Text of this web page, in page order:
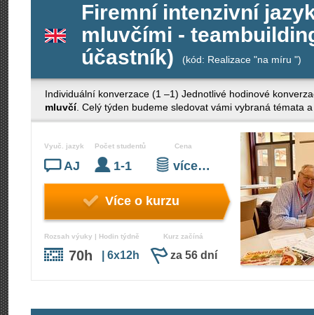
Firemní intenzivní
mluvčími -
účastník)
(kód: Realizace "na míru ")
Individuální konverzace (1 –1) Jednotlivé hodinové
mluvčí. Celý týden budeme sledovat vámi vybraná témata
Vyuč. jazyk
AJ
Počet studentů
1-1
Cena
více…
Více o kurzu
Rozsah výuky | Hodin týdně
70h | 6x12h
Kurz začíná
za 56 dní